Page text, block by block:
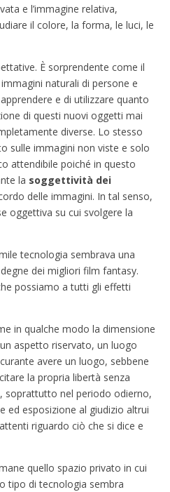
e l’immagine relativa,
il colore, la forma, le luci, le
È sorprendente come il
naturali di persone e
e di utilizzare quanto
di questi nuovi oggetti mai
diverse. Lo stesso
sulle immagini non viste e solo
attendibile poiché in questo
la soggettività dei
delle immagini. In tal senso,
oggettiva su cui svolgere la
tecnologia sembrava una
dei migliori film fantasy.
possiamo a tutti gli effetti
in qualche modo la dimensione
aspetto riservato, un luogo
avere un luogo, sebbene
la propria libertà senza
soprattutto nel periodo odierno,
ed esposizione al giudizio altrui
riguardo ciò che si dice e
quello spazio privato in cui
tipo di tecnologia sembra